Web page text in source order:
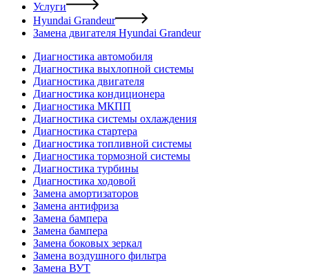
Услуги
Hyundai Grandeur
Замена двигателя Hyundai Grandeur
Диагностика автомобиля
Диагностика выхлопной системы
Диагностика двигателя
Диагностика кондиционера
Диагностика МКПП
Диагностика системы охлаждения
Диагностика стартера
Диагностика топливной системы
Диагностика тормозной системы
Диагностика турбины
Диагностика ходовой
Замена амортизаторов
Замена антифриза
Замена бампера
Замена бампера
Замена боковых зеркал
Замена воздушного фильтра
Замена ВУТ